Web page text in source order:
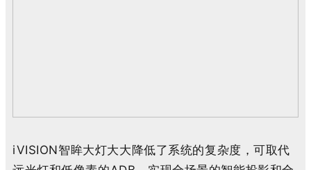
iVISION智眸大灯大大 降低了系统的复杂度 ，可取代